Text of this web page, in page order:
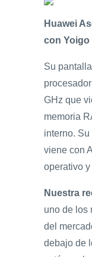
Huawei
con Yoigo
Su
GHz que
memoria
interno.
viene con
operativo
Nuestra
uno de los
del
debajo de